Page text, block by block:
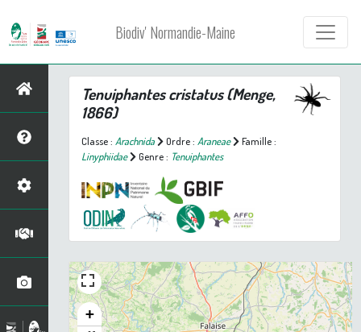
Biodiv' Normandie-Maine
Tenuiphantes cristatus(Menge,
1866)
Classe : Arachnida Ordre : Araneae
Famille :
Linyphiidae
Genre : Tenuiphantes
+